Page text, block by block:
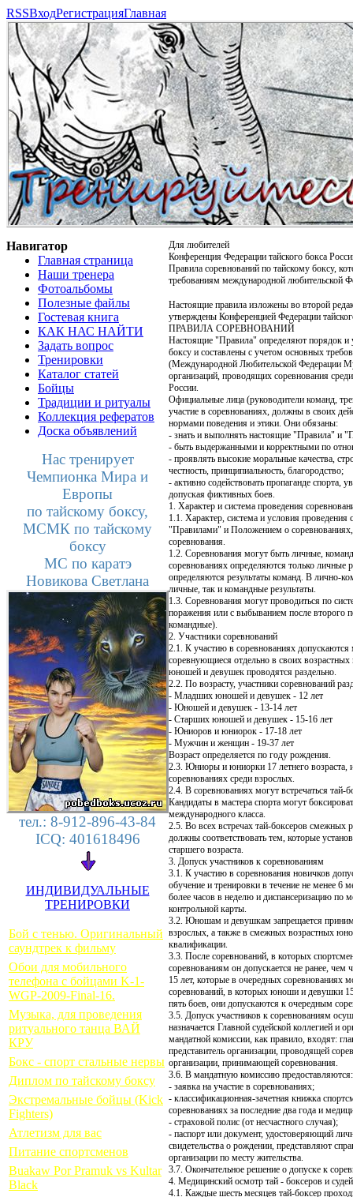
RSSВходРегистрацияГлавная
Навигатор
Главная страница
Наши тренера
Фотоальбомы
Полезные файлы
Гостевая книга
КАК НАС НАЙТИ
Задать вопрос
Тренировки
Каталог статей
Бойцы
Традиции и ритуалы
Коллекция рефератов
Доска объявлений
Нас тренирует
Чемпионка Мира и
Европы
по тайскому боксу,
МСМК по тайскому
боксу
МС по каратэ
Новикова Светлана
тел.: 8-912-896-43-84
ICQ: 401618496
ИНДИВИДУАЛЬНЫЕ
ТРЕНИРОВКИ
Бой с тенью. Оригинальный
саундтрек к фильму
Обои для мобильного
телефона с бойцами K-1-
WGP-2009-Final-16.
Музыка, для проведения
ритуального танца ВАЙ
КРУ
Бокс - спорт стальные нервы
Диплом по тайскому боксу
Экстремальные бойцы (Kick
Fighters)
Атлетизм для вас
Питание спортсменов
Buakaw Por Pramuk vs Kultar
Black
Для любителей
Конференция Федерации тайского бокса
Правила соревнований по тайскому боксу,
требованиям международной любительской
Настоящие правила изложены во второй
утверждены Конференцией Федерации
ПРАВИЛА СОРЕВНОВАНИЙ
Настоящие "Правила" определяют порядок и
боксу и составлены с учетом основных
(Международной Любительской Федерации
организаций, проводящих соревнования
России.
Официальные лица (руководители команд,
участие в соревнованиях, должны в своих
нормами поведения и этики. Они обязаны:
- знать и выполнять настоящие "Правила" и
- быть выдержанными и корректными по
- проявлять высокие моральные качества,
честность, принципиальность, благородство;
- активно содействовать пропаганде спорта,
допуская фиктивных боев.
1. Характер и система проведения
1.1. Характер, система и условия
"Правилами" и Положением о
соревнования.
1.2. Соревнования могут быть личные,
соревнованиях определяются только личные
определяются результаты команд. В лично-
личные, так и командные результаты.
1.3. Соревнования могут проводиться по
поражения или с выбыванием после второго
командные).
2. Участники соревнований
2.1. К участию в соревнованиях
соревнующиеся отдельно в своих
юношей и девушек проводятся раздельно.
2.2. По возрасту, участники соревнований
- Младших юношей и девушек - 12 лет
- Юношей и девушек - 13-14 лет
- Старших юношей и девушек - 15-16 лет
- Юниоров и юниорок - 17-18 лет
- Мужчин и женщин - 19-37 лет
Возраст определяется по году рождения.
2.3. Юниоры и юниорки 17 летнего возраста,
соревнованиях среди взрослых.
2.4. В соревнованиях могут встречаться
Кандидаты в мастера спорта могут
международного класса.
2.5. Во всех встречах тай-боксеров смежных
должны соответствовать тем, которые
старшего возраста.
3. Допуск участников к соревнованиям
3.1. К участию в соревнования новичков
обучение и тренировки в течение не менее 6
более часов в неделю и диспансеризацию по
контрольной карты.
3.2. Юношам и девушкам запрещается
взрослых, а также в смежных возрастных
квалификации.
3.3. После соревнований, в которых
соревнованиям он допускается не ранее,
15 лет, которые в очередных соревнованиях
соревнований, в которых юноши и девушки
пять боев, они допускаются к очередным
3.5. Допуск участников к соревнованиям
назначается Главной судейской коллегией и
мандатной комиссии, как правило, входят:
представитель организации, проводящей
организации, принимающей соревнования.
3.6. В мандатную комиссию предоставляются:
- заявка на участие в соревнованиях;
- классификационная-зачетная книжка
соревнованиях за последние два года и
- страховой полис (от несчастного случая);
- паспорт или документ, удостоверяющий
свидетельства о рождении, представляют
организации по месту жительства.
3.7. Окончательное решение о допуске к
4. Медицинский осмотр тай - боксеров и судей
4.1. Каждые шесть месяцев тай-боксер